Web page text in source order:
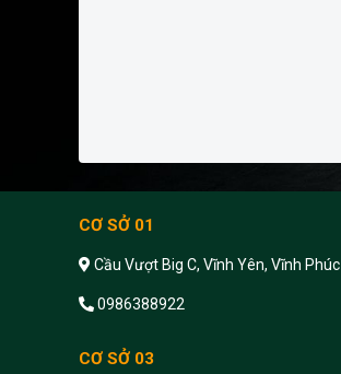
CƠ SỞ 01
Cầu Vượt Big C, Vĩnh Yên, Vĩnh Phúc
0986388922
CƠ SỞ 03